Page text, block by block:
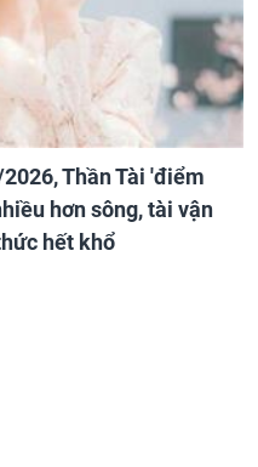
Thần Tài 'điểm
hơn sông, tài vận
hết khổ